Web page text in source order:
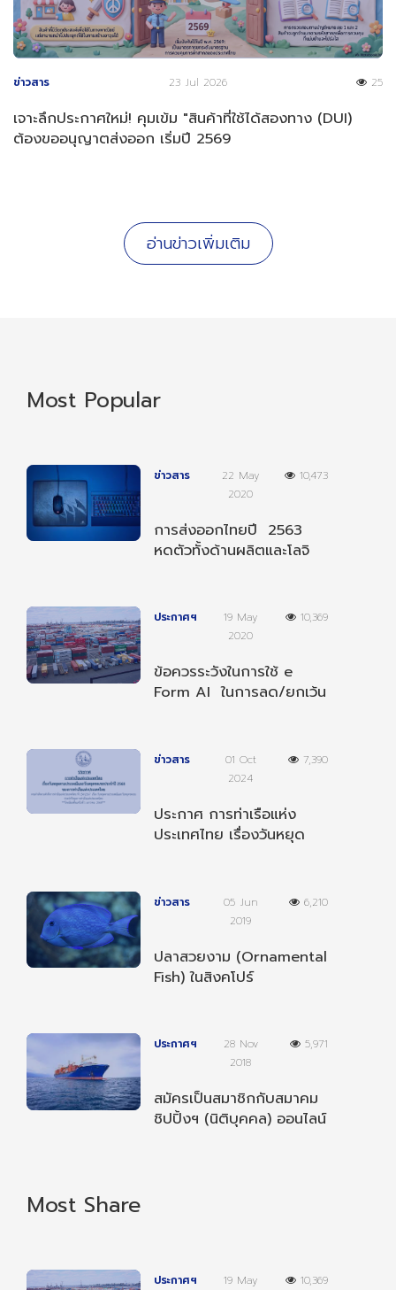
ข่าวสาร 23 Jul 2026 25
เจาะลึกประกาศใหม่! คุมเข้ม "สินค้าที่ใช้ได้สองทาง (DUI)
ต้องขออนุญาตส่งออก เริ่มปี 2569
อ่านข่าวเพิ่มเติม
Most Popular
ข่าวสาร
22 May
2020
10,473
การส่งออกไทยปี 2563
หดตัวทั้งด้านผลิตและโลจิ
ประกาศฯ
19 May
2020
10,369
ข้อควรระวังในการใช้ e
Form AI ในการลด/ยกเว้น
ข่าวสาร
01 Oct
2024
7,390
ประกาศ การท่าเรือแห่ง
ประเทศไทย เรื่องวันหยุด
ข่าวสาร
05 Jun
2019
6,210
ปลาสวยงาม (Ornamental
Fish) ในสิงคโปร์
ประกาศฯ
28 Nov
2018
5,971
สมัครเป็นสมาชิกกับสมาคม
ชิปปิ้งฯ (นิติบุคคล) ออนไลน์
Most Share
ประกาศฯ
19 May
10,369